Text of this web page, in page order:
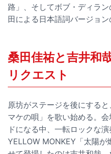
路」、そしてボブ・ディラ
田による日本語詞バージョン
桑田佳祐と吉井和
リクエスト
原坊がステージを後にする
マケの唄」を歌い始める。
ドになる中、一転ロックな
YELLOW MONKEY「太陽